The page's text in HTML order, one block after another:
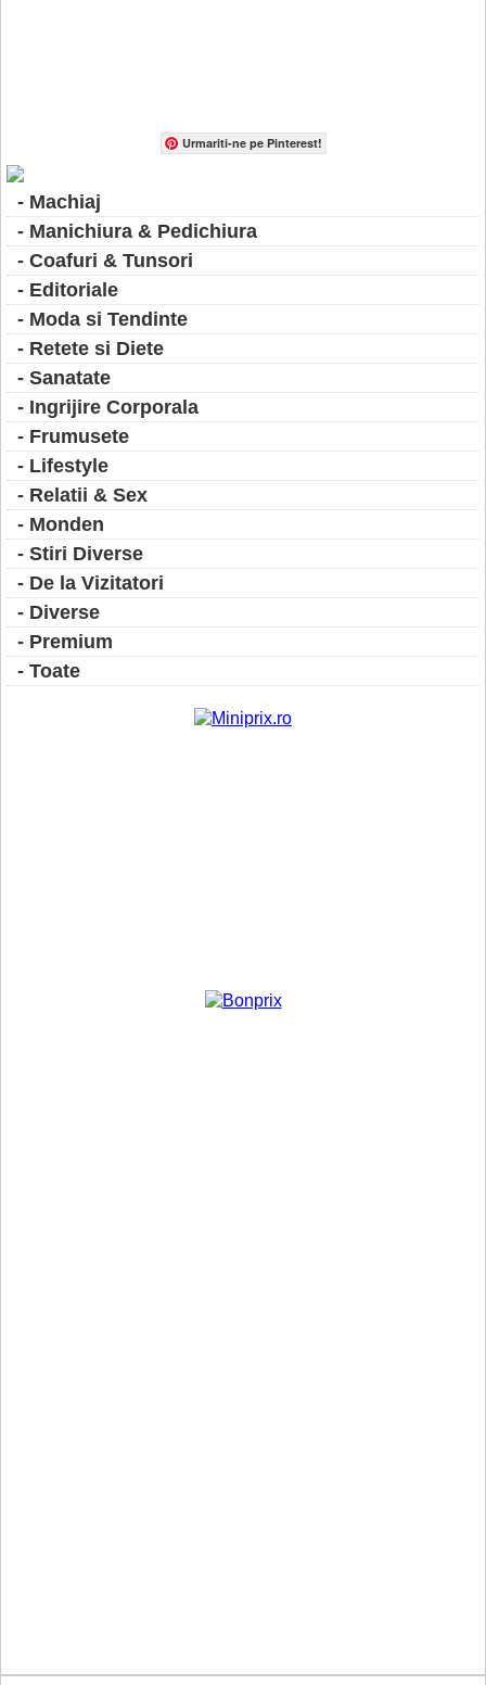
Urmariti-ne pe Pinterest!
- Machiaj
- Manichiura & Pedichiura
- Coafuri & Tunsori
- Editoriale
- Moda si Tendinte
- Retete si Diete
- Sanatate
- Ingrijire Corporala
- Frumusete
- Lifestyle
- Relatii & Sex
- Monden
- Stiri Diverse
- De la Vizitatori
- Diverse
- Premium
- Toate